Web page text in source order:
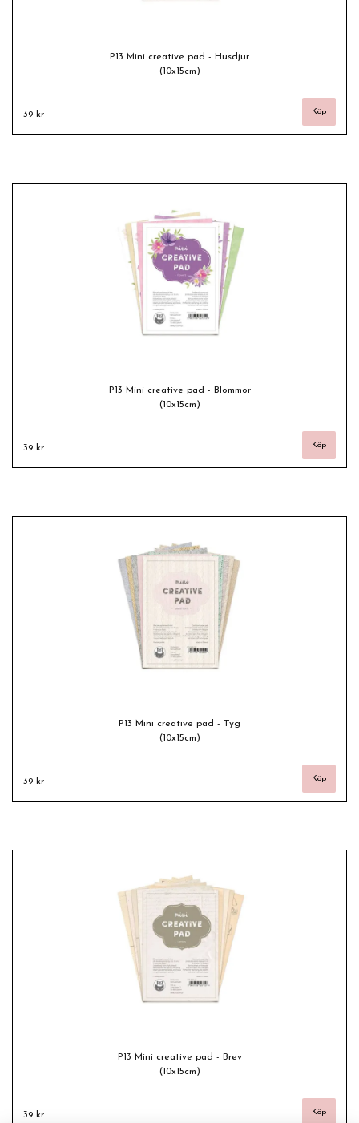
P13 Mini creative pad - Husdjur
(10x15cm)
39 kr
P13 Mini creative pad - Blommor
(10x15cm)
39 kr
P13 Mini creative pad - Tyg
(10x15cm)
39 kr
P13 Mini creative pad - Brev
(10x15cm)
39 kr